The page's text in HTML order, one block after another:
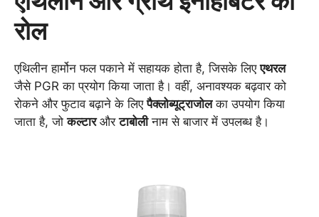
रोल
एथिलीन हार्मोन फल पकाने में सहायक होता है, जिसके लिएएथरल
जैसे PGR का प्रयोग किया जाता है। वहीं, अनावश्यक बढ़वार को
रोकने और फुटाव बढ़ाने के लिएपैक्लोब्यूट्राजोलका उपयोग किया
जाता है, जोकल्टारऔरटाबोलीनाम से बाजार में उपलब्ध है।